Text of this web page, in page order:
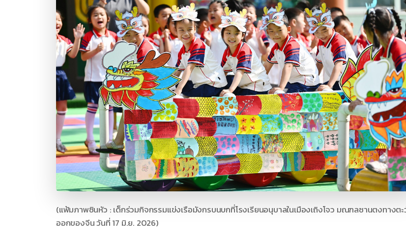
(แฟ้มภาพซินหัว : เด็กร่วมกิจกรรมแข่งเรือมังกรบนบกที่โรงเรียนอนุบาลในเมืองเถิงโจว มณฑลซานตงทางต
ออกของจีน วันที่ 17 มิ.ย. 2026)